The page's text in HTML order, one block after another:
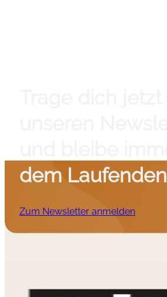
dem Laufenden
Zum Newsletter anmelden